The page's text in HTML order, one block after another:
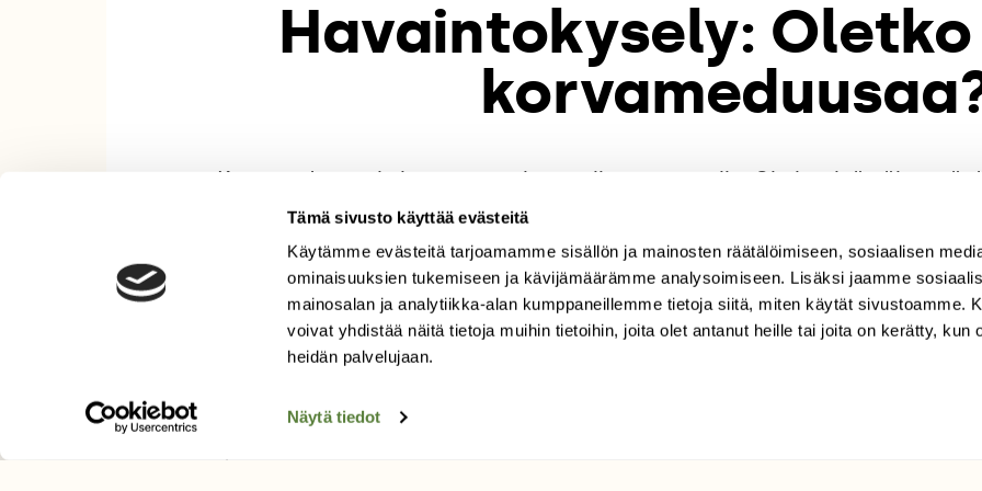
Tämä sivusto käyttää evästeitä
Käytämme evästeitä tarjoamamme sisällön ja mainosten räätälöimiseen, sosiaalisen
ominaisuuksien tukemiseen ja kävijämäärämme analysoimiseen. Lisäksi jaamme
mainosalan ja analytiikka-alan kumppaneillemme tietoja siitä, miten käytät sivustoamme.
voivat yhdistää näitä tietoja muihin tietoihin, joita olet antanut heille tai joita on kerätty, kun
heidän palvelujaan.
Näytä tiedot
Havaintokysely:
Korvameduusat kokoontuvat syksyn tullen rantavesiin. Oletko sinä nähnyt
Korvameduusan sykkivää menoa voi hyvässä lykyssä seuraamaan vaikka laiturilta. Se on
samalla ainoa pohjoisen Itämeren meduusalaji.
Aikuisia korvameduusoja voi nähdä etenkin syksyllä, kun ne lisääntymisen jälkeen
menehtyvät – lisääntymisen tärkeä tehtävä kun on suoritettu. Läpikuultava ja
vapaasti, mutta halkaisijaltaan 10–15 sentin uimakelloaan supistelemalla meduusa pystyy
suuntaansa. Uimakellon keskellä ovat tärkeät tuntomerkit, neljä sukurauhasta. Ne ovat